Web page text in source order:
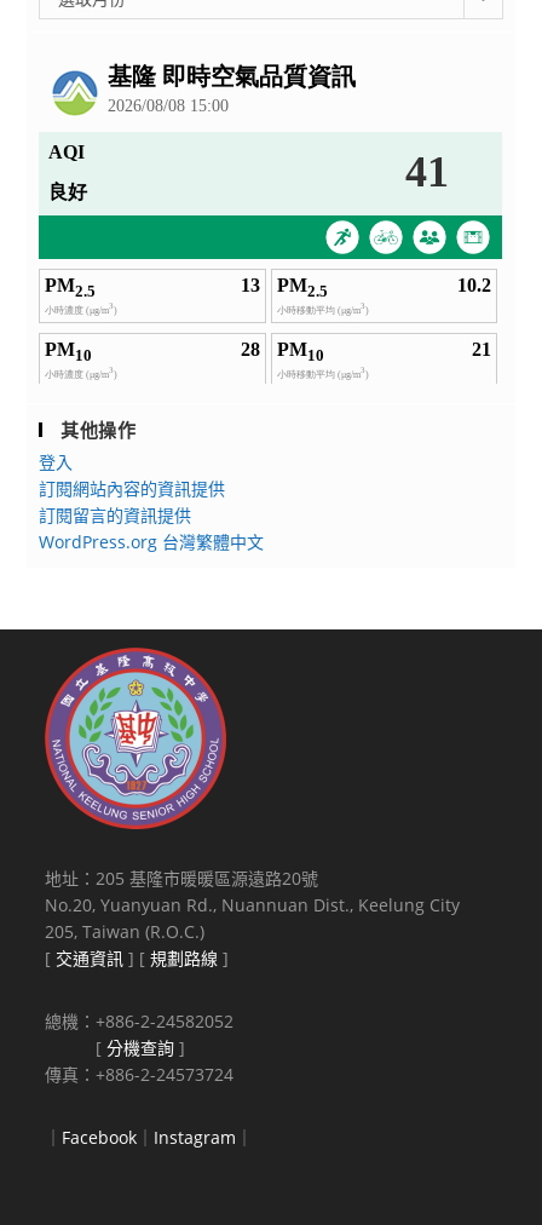
整
其他操作
登入
訂閱網站內容的資訊提供
訂閱留言的資訊提供
WordPress.org 台灣繁體中文
地址：205 基隆市暖暖區源遠路20號
No.20, Yuanyuan Rd., Nuannuan Dist., Keelung City
205, Taiwan (R.O.C.)
[ 交通資訊 ] [規劃路線 ]
總機：+886-2-24582052
[分機查詢 ]
傳真：+886-2-24573724
｜ Facebook ｜ Instagram ｜